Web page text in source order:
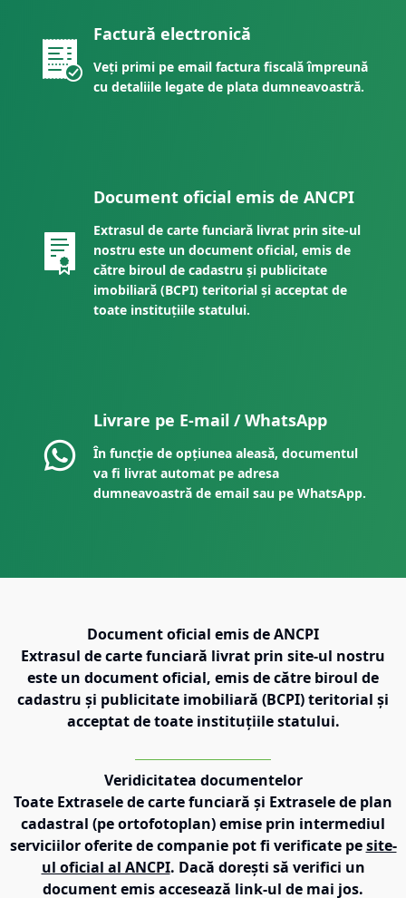
Factură electronică
Veți primi pe email factura fiscală împreună
cu detaliile legate de plata dumneavoastră.
Document oficial emis de ANCPI
Extrasul de carte funciară livrat prin site-ul
nostru este un document oficial, emis de
către biroul de cadastru și publicitate
imobiliară (BCPI) teritorial și acceptat de
toate instituțiile statului.
Livrare pe E-mail / WhatsApp
În funcție de opțiunea aleasă, documentul
va fi livrat automat pe adresa
dumneavoastră de email sau pe WhatsApp.
Document oficial emis de ANCPI
Extrasul de carte funciară livrat prin site-ul nostru
este un document oficial, emis de către biroul de
cadastru și publicitate imobiliară (BCPI) teritorial și
acceptat de toate instituțiile statului.
Veridicitatea documentelor
Toate Extrasele de carte funciară și Extrasele de plan
cadastral (pe ortofotoplan) emise prin intermediul
serviciilor oferite de companie pot fi verificate pe site-
ul oficial al ANCPI. Dacă dorești să verifici un
document emis accesează link-ul de mai jos.